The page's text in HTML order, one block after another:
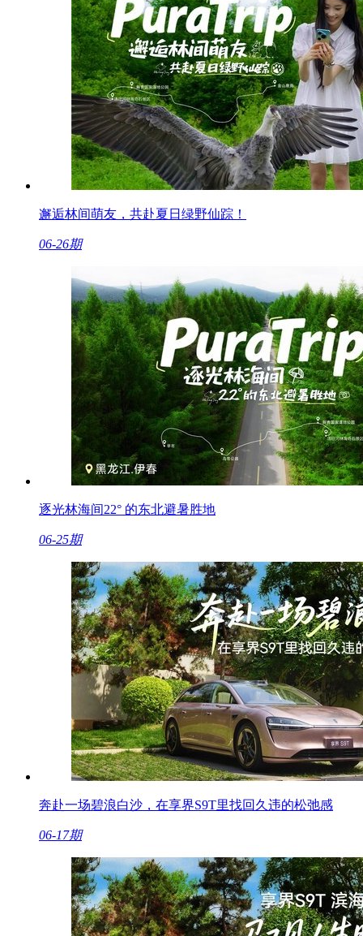
邂逅林间萌友，共赴夏日绿野仙踪！
06-26期
逐光林海间22° 的东北避暑胜地
06-25期
奔赴一场碧浪白沙，在享界S9T里找回久违的松弛感
06-17期